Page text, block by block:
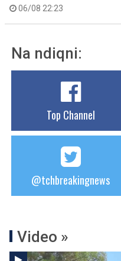
06/08 22:23
Na ndiqni:
Top Channel
@tchbreakingnews
Video »